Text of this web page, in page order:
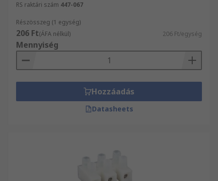
RS raktári szám 447-067
Részösszeg (1 egység)
206 Ft(ÁFA nélkül) 206 Ft/egység
Mennyiség
Hozzáadás
Datasheets